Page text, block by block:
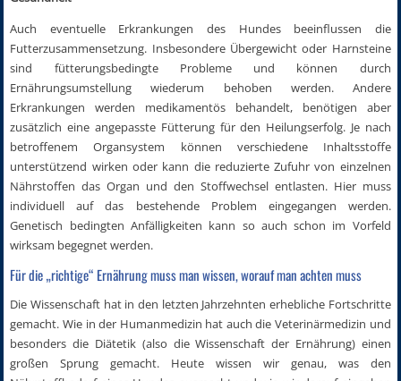
Auch eventuelle Erkrankungen des Hundes beeinflussen die
Futterzusammensetzung. Insbesondere Übergewicht oder Harnsteine
sind fütterungsbedingte Probleme und können durch
Ernährungsumstellung wiederum behoben werden. Andere
Erkrankungen werden medikamentös behandelt, benötigen aber
zusätzlich eine angepasste Fütterung für den Heilungserfolg. Je nach
betroffenem Organsystem können verschiedene Inhaltsstoffe
unterstützend wirken oder kann die reduzierte Zufuhr von einzelnen
Nährstoffen das Organ und den Stoffwechsel entlasten. Hier muss
individuell auf das bestehende Problem eingegangen werden.
Genetisch bedingten Anfälligkeiten kann so auch schon im Vorfeld
wirksam begegnet werden.
Für die „richtige“ Ernährung muss man wissen, worauf man achten muss
Die Wissenschaft hat in den letzten Jahrzehnten erhebliche Fortschritte
gemacht. Wie in der Humanmedizin hat auch die Veterinärmedizin und
besonders die Diätetik (also die Wissenschaft der Ernährung) einen
großen Sprung gemacht. Heute wissen wir genau, was den